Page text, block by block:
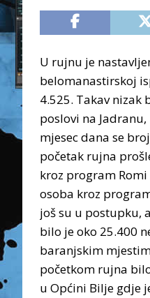
U rujnu je
belomanastirskoj
4.525. Takav nizak
poslovi na
mjesec dana se
početak rujna
kroz program
osoba kroz
još su u postupku,
bilo je oko 25.400
baranjskim
početkom rujna
u Općini Bilje gdje